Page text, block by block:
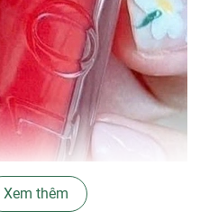
Xem thêm